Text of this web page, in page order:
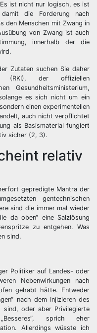
ist nicht nur logisch, es ist
die Forderung nach
den Menschen mit Zwang in
von Zwang ist auch
innerhalb der die
Zutaten suchen Sie daher
(RKI), der offiziellen
Gesundheitsministerium,
es sich nicht um ein
einen experimentellen
auch nicht verpflichtet
als Basismaterial fungiert
sicher (2, 3).
relativ
gepredigte Mantra der
gentechnischen
sind die immer mal wieder
da oben“ eine Salzlösung
zu entgehen. Was
sind.
Politiker auf Landes- oder
Nebenwirkungen nach
gehabt hätte. Entweder
nach dem Injizieren des
sind, oder aber Privilegierte
sprich eher
Allerdings wüsste ich